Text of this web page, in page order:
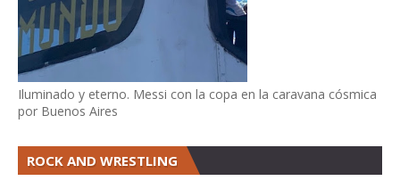
Iluminado y eterno. Messi con la copa en la caravana cósmica
por Buenos Aires
ROCK AND WRESTLING